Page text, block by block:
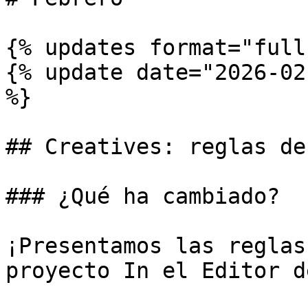
{% updates
{% update date="2026-
%}
## Creatives: reglas
### ¿Qué ha cambiado?
¡Presentamos las
proyecto In el Editor